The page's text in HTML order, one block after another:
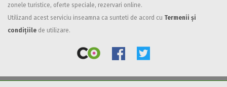
Facilități
Internet wireless
All inclusive
zonele turistice, oferte speciale, rezervari online.
Utilizand acest serviciu inseamna ca sunteti de acord cu Termenii și
condițiile de utilizare.